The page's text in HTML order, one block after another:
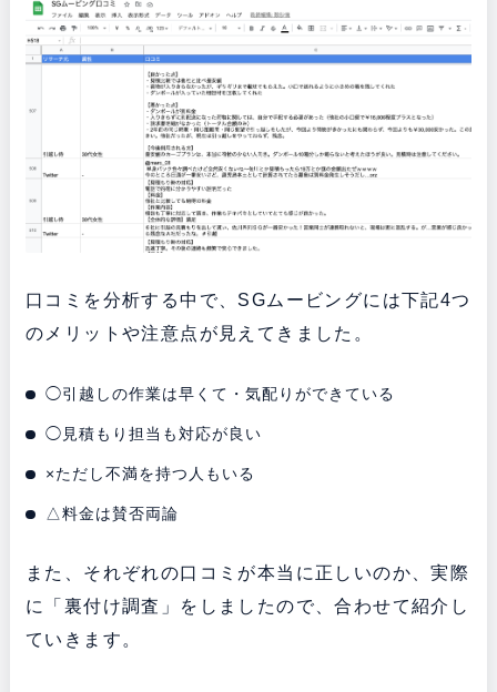
口コミを分析する中で、SGムービングには下記4つ
のメリットや注意点が見えてきました。
◯引越しの作業は早くて・気配りができている
◯見積もり担当も対応が良い
×ただし不満を持つ人もいる
△料金は賛否両論
また、それぞれの口コミが本当に正しいのか、実際
に「裏付け調査」をしましたので、合わせて紹介し
ていきます。